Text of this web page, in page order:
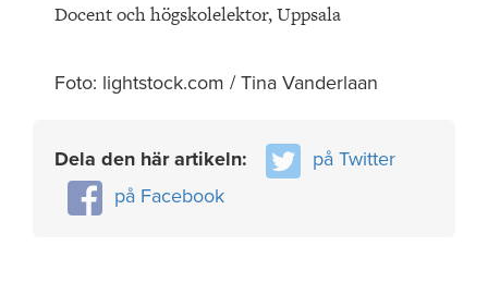
Docent och högskolelektor, Uppsala
Foto: lightstock.com / Tina Vanderlaan
Dela den här artikeln:
på Twitter
på Facebook